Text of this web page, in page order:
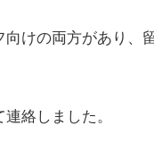
けの両方があり、
絡しました。